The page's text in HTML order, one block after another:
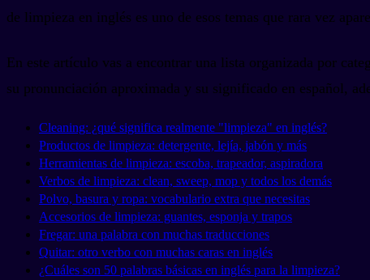
de limpieza en inglés es uno de esos temas que rara vez
En este artículo vas a encontrar una lista organizada por
su pronunciación aproximada y su significado en español,
Cleaning: ¿qué significa realmente "limpieza" en inglés?
Productos de limpieza: detergente, lejía, jabón y más
Herramientas de limpieza: escoba, trapeador, aspiradora
Verbos de limpieza: clean, sweep, mop y todos los demás
Polvo, basura y ropa: vocabulario extra que necesitas
Accesorios de limpieza: guantes, esponja y trapos
Fregar: una palabra con muchas traducciones
Quitar: otro verbo con muchas caras en inglés
¿Cuáles son 50 palabras básicas en inglés para la limpieza?